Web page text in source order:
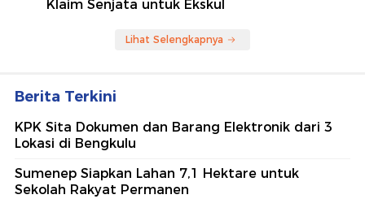
Klaim Senjata untuk Ekskul
Lihat Selengkapnya
Berita Terkini
KPK Sita Dokumen dan Barang Elektronik dari 3
Lokasi di Bengkulu
Sumenep Siapkan Lahan 7,1 Hektare untuk
Sekolah Rakyat Permanen